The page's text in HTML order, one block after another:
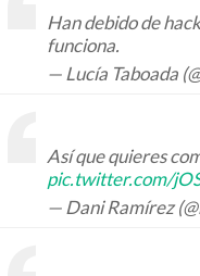
Han debido de
funciona.
— Lucía Taboada
Así que quieres
pic.twitter.com/
— Dani Ramírez